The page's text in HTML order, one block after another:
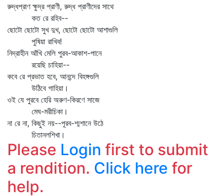
রুদ্ধপ্রাণ ক্ষুদ্র প্রাণী, রুদ্ধ প্রাণীদের সাথে
কত রে রহিব--
ছোটো ছোটো সুখ দুখ, ছোটো ছোটো আশাগুলি
পুষিয়া রাখিব!
নিদ্রাহীন আঁখি মেলি পুরব-আকাশ-পানে
রয়েছি চাহিয়া--
কবে রে প্রভাত হবে, আনন্দে বিহঙ্গগুলি
উঠিবে গাহিয়া।
ওই যে পুরবে হেরি অরুণ-কিরণে সাজে
মেঘ-মরীচিকা।
না রে না, কিছুই নয়--পূরব-শ্মশানে উঠে
চিতানলশিখা।
Please Login first to submit
a rendition. Click here for
help.